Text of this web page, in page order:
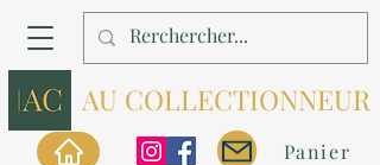
AU COLLECTIONNEUR
Panier